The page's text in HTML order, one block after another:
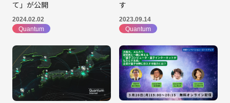
て」が公開
2024.02.02
Quantum
す
2023.09.14
Quantum